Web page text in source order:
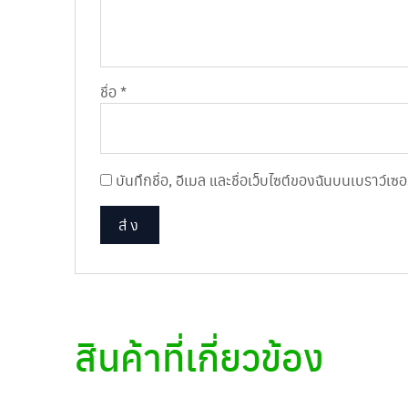
ชื่อ*
บันทึกชื่อ, อีเมล และชื่อเว็บไซต์ของฉันบนเบราว์เ
สินค้าที่เกี่ยวข้อง